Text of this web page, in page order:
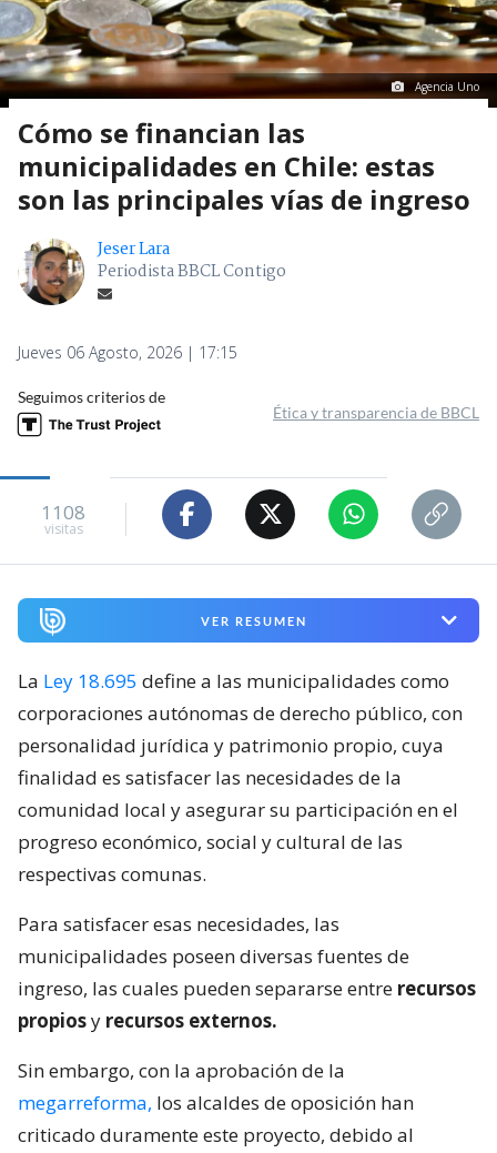
Agencia Uno
Cómo se financian las
municipalidades en Chile: estas
son las principales vías de ingreso
Jeser Lara
Periodista BBCL Contigo
Jueves 06 Agosto, 2026 | 17:15
Seguimos criterios de
Ética y transparencia de BBCL
1108
visitas
VER RESUMEN
La Ley 18.695 define a las municipalidades como
corporaciones autónomas de derecho público, con
personalidad jurídica y patrimonio propio, cuya
finalidad es satisfacer las necesidades de la
comunidad local y asegurar su participación en el
progreso económico, social y cultural de las
respectivas comunas.
Para satisfacer esas necesidades, las
municipalidades poseen diversas fuentes de
ingreso, las cuales pueden separarse entre recursos
propiosy recursos externos.
Sin embargo, con la aprobación de la
megarreforma, los alcaldes de oposición han
criticado duramente este proyecto, debido al